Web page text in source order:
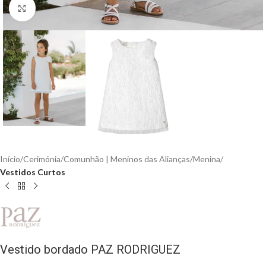
Clique para aumentar
Início Cerimónia Comunhão | Meninos das Alianças Menina
Vestidos Curtos
Vestido bordado PAZ RODRIGUEZ